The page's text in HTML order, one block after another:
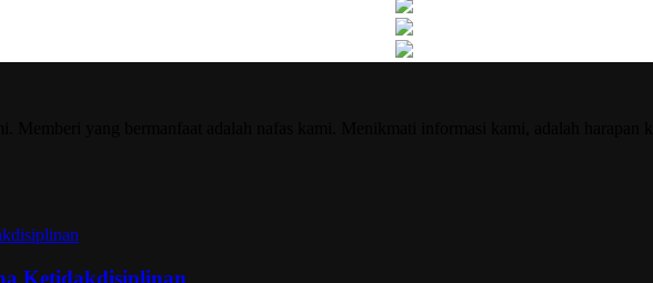
Ketidakdisiplinan